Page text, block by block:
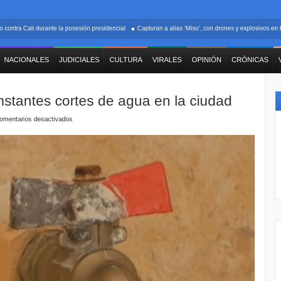
Cali durante la posesión presidencial Capturan a alias ‘Miso’, con drones y explosivos en
NACIONALES JUDICIALES CULTURA VIRALES OPINIÓN CRÓNICAS
cortes de agua en la ciudad
desactivados